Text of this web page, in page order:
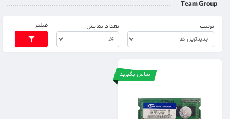
Team Group
ترتیب تعداد نمایش فیلتر
تماس بگیرید